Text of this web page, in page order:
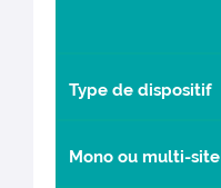
Type de dispositif
Mono ou multi-site